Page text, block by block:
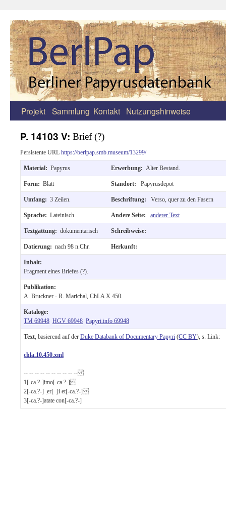
Zum
springen
Projekt Sammlung Kontakt Nutzungshinweise
P. 14103 V: Brief (?)
Persistente URL https://berlpap.smb.museum/13299/
Material: Papyrus Erwerbung: Alter Bestand.
Form: Blatt Standort: Papyrusdepot
Umfang: 3 Zeilen. Beschriftung: Verso, quer zu den Fasern
Sprache: Lateinisch Andere Seite: anderer Text
Textgattung: dokumentarisch Schreibweise:
Datierung: nach 98 n.Chr. Herkunft:
Inhalt:
Fragment eines Briefes (?).
Publikation:
A. Bruckner - R. Marichal, ChLA X 450.
Kataloge:
TM 69948 HGV 69948 Papyri.info 69948
Text , basierend auf der Duke Databank of Documentary Papyri (CC BY), s. Link:
chla.10.450.xml
-- -- -- -- -- -- -- -- -- --
1 [-ca.?-]imo[-ca.?-]
2[-ca.?-] ̣er[ ̣]i et[-ca.?-]
3[-ca.?-]atate con[-ca.?-]